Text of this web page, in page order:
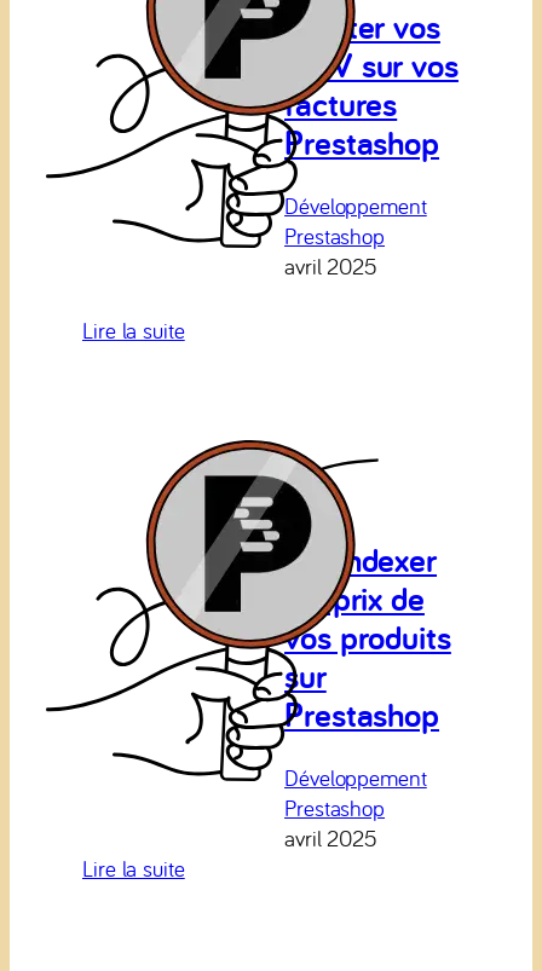
privilégier
en
e-
commerce
B2B
Ajouter vos
CGV sur vos
factures
Prestashop
Développement
Prestashop
avril 2025
Lire la suite:
sur
vos
factures
PrestashopDesindexer
les prix de
vos produits
sur
Prestashop
Développement
Prestashop
avril 2025
Lire la suite: